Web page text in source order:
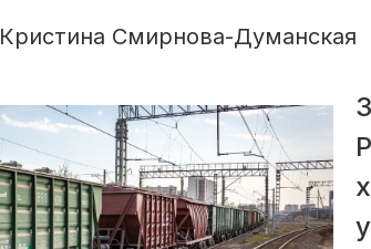
Смирнова-Думанская